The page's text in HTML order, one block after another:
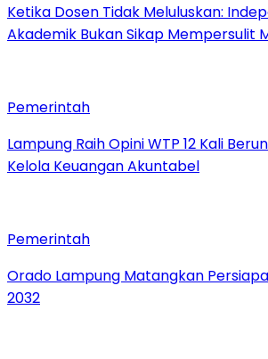
Ketika Dosen Tidak Meluluskan:
Akademik Bukan Sikap Mempersulit
Pemerintah
Lampung Raih Opini WTP 12 Kali
Kelola Keuangan Akuntabel
Pemerintah
Orado Lampung Matangkan
2032